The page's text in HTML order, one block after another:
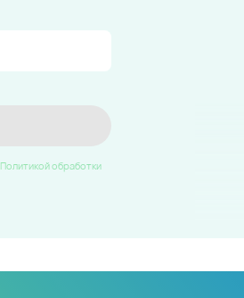
Политикой обработки